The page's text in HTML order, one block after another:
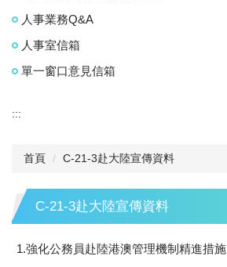
人事業務Q&A
人事室信箱
單一窗口意見信箱
:::
首頁 C-21-3赴大陸宣傳資料
C-21-3赴大陸宣傳資料
1.強化公務員赴陸港澳管理機制精進措施